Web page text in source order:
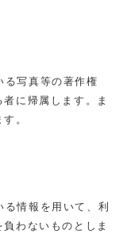
写真等の著作権
に帰属します。ま
。
情報を用いて、利
わないものとしま